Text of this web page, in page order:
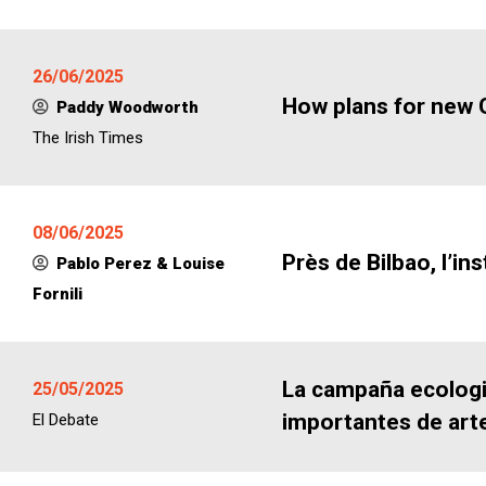
26/06/2025
Paddy Woodworth
The Irish Times
How plans for new
08/06/2025
Pablo Perez & Louise
Fornili
Près de Bilbao,
25/05/2025
El Debate
La campaña
importantes de